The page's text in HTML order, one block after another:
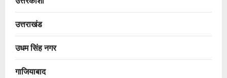
उत्तराखंड
उधम सिंह नगर
गाजियाबाद